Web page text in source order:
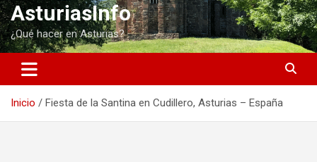
AsturiasInfo
¿Qué hacer en Asturias?
Inicio Fiesta de la Santina en Cudillero, Asturias – España